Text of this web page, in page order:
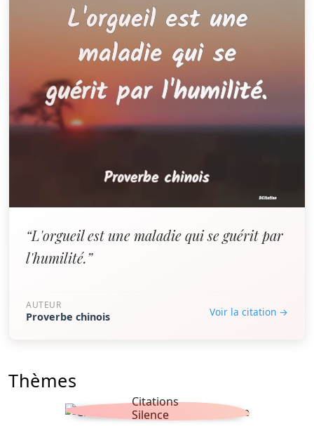
“L'orgueil est une maladie qui se guérit par
l'humilité.”
AUTEUR
Proverbe chinois Voir la citation →
Thèmes
Citations
Silence